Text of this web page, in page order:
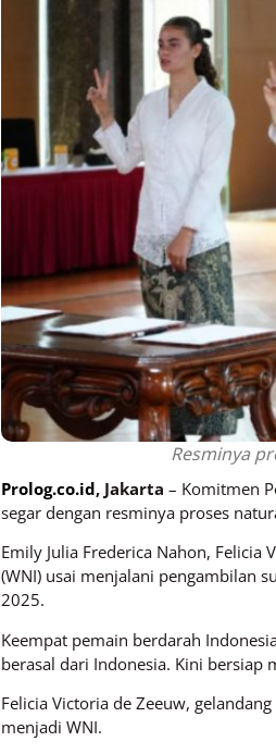
Resminya
Prolog.co.id, Jakarta – Komitmen
segar dengan resminya proses
Emily Julia Frederica Nahon, Felicia
(WNI) usai menjalani pengambilan
2025.
Keempat pemain berdarah
berasal dari Indonesia. Kini bersiap
Felicia Victoria de Zeeuw,
menjadi WNI.